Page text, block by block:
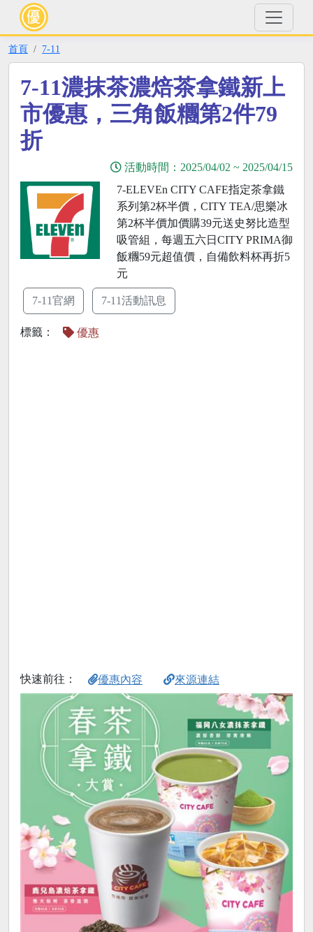
首頁 7-11
7-11濃抹茶濃焙茶拿鐵新上
市優惠，三角飯糰第2件79
折
活動時間： 2025/04/02 ~ 2025/04/15
7-ELEVEn CITY CAFE指定茶拿鐵
系列第2杯半價，CITY TEA/思樂冰
第2杯半價加價購39元送史努比造型
吸管組，每週五六日CITY PRIMA御
飯糰59元超值價，自備飲料杯再折5
元
7-11官網 7-11活動訊息
標籤： 優惠
快速前往： 優惠內容 來源連結